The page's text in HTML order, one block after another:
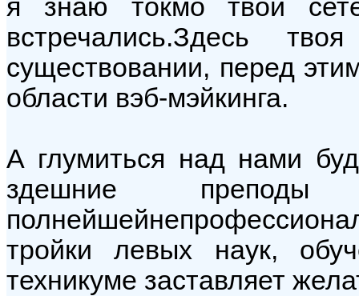
я знаю токмо твой
встречались.Здесь
существовании, перед
области вэб-мэйкинга.
А глумиться над нами
здешние
тройки левых наук,
техникуме заставляет